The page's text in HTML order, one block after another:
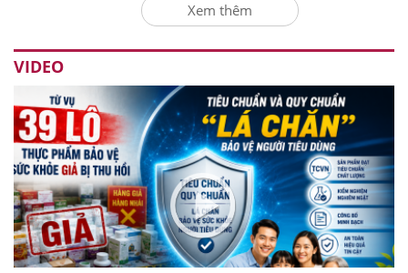
Xem thêm
VIDEO